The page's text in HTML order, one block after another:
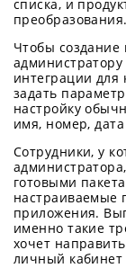
списка, и
преобразования.
Чтобы создание
администратору
интеграции для
задать
настройку
имя, номер,
Сотрудники, у
готовыми
настраиваемые
приложения.
именно такие
хочет
личный кабинет